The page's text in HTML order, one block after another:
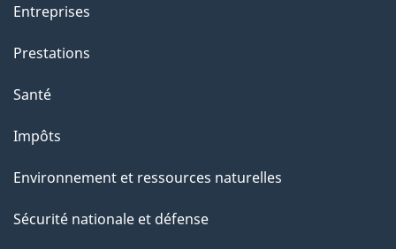
Entreprises
Prestations
Santé
Impôts
Environnement et ressources naturelles
Sécurité nationale et défense